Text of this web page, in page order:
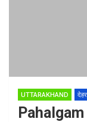
UTTARAKHAND